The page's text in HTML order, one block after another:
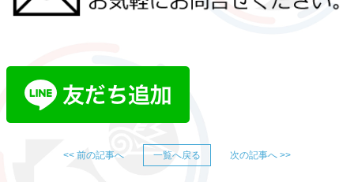
<< 前の記事へ 一覧へ戻る 次の記事へ >>